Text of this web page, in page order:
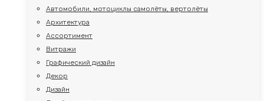
Автомобили, мотоциклы самолёты, вертолёты
Архитектура
Ассортимент
Витражи
Графический дизайн
Декор
Дизайн